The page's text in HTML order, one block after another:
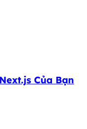
Của Bạn